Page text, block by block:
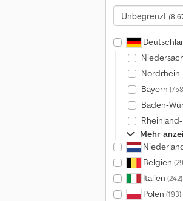
Unbegrenzt
Bayern
Baden-
Mehr
Belgien
Italien (242)
Polen (193)